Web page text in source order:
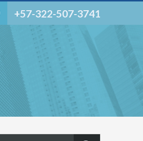
+57-322-507-3741